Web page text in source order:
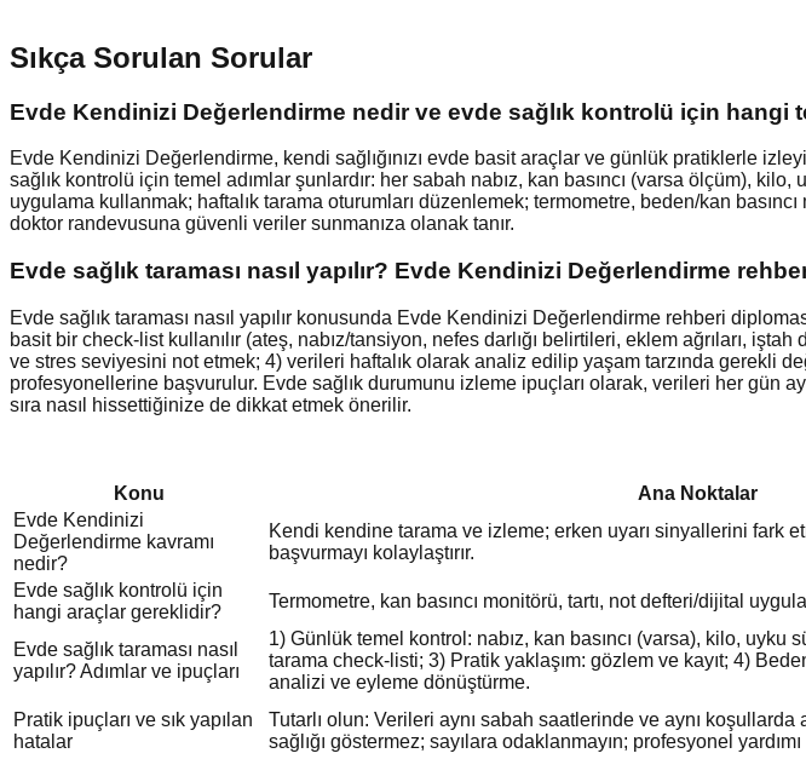
Sıkça Sorulan Sorular
Evde Kendinizi Değerlendirme nedir ve evde sağlık kontrolü için hangi
Evde Kendinizi Değerlendirme, kendi sağlığınızı evde basit araçlar ve günlük pratiklerle
sağlık kontrolü için temel adımlar şunlardır: her sabah nabız, kan basıncı (varsa ölçüm),
uygulama kullanmak; haftalık tarama oturumları düzenlemek; termometre, beden/kan
doktor randevusuna güvenli veriler sunmanıza olanak tanır.
Evde sağlık taraması nasıl yapılır? Evde Kendinizi Değerlendirme
Evde sağlık taraması nasıl yapılır konusunda Evde Kendinizi Değerlendirme rehberi
basit bir check-list kullanılır (ateş, nabız/tansiyon, nefes darlığı belirtileri, eklem ağrıları,
ve stres seviyesini not etmek; 4) verileri haftalık olarak analiz edilip yaşam tarzında gerekli
profesyonellerine başvurulur. Evde sağlık durumunu izleme ipuçları olarak, verileri her gün
sıra nasıl hissettiğinize de dikkat etmek önerilir.
Konu Ana Noktalar
Evde Kendinizi
Değerlendirme kavramı
nedir?
Kendi kendine tarama ve izleme; erken uyarı sinyallerini fark
başvurmayı kolaylaştırır.
Evde sağlık kontrolü için
hangi araçlar gereklidir?
Termometre, kan basıncı monitörü, tartı, not defteri/dijital
Evde sağlık taraması nasıl
yapılır? Adımlar ve ipuçları
1) Günlük temel kontrol: nabız, kan basıncı (varsa), kilo, uyku
tarama check-listi; 3) Pratik yaklaşım: gözlem ve kayıt; 4)
analizi ve eyleme dönüştürme.
Pratik ipuçları ve sık yapılan
hatalar
Tutarlı olun: Verileri aynı sabah saatlerinde ve aynı
sağlığı göstermez; sayılara odaklanmayın; profesyonel